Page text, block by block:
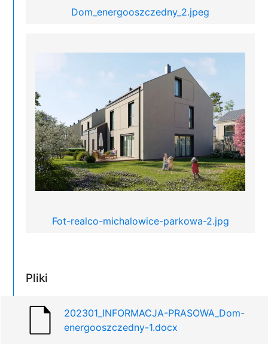
Dom_energooszczedny_2.jpeg
Fot-realco-michalowice-parkowa-2.jpg
Pliki
202301_INFORMACJA-PRASOWA_Dom-
energooszczedny-1.docx